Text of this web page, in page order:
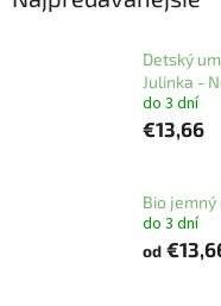
Detský
Julinka -
do 3 dní
€13,66
Bio
do 3 dní
od